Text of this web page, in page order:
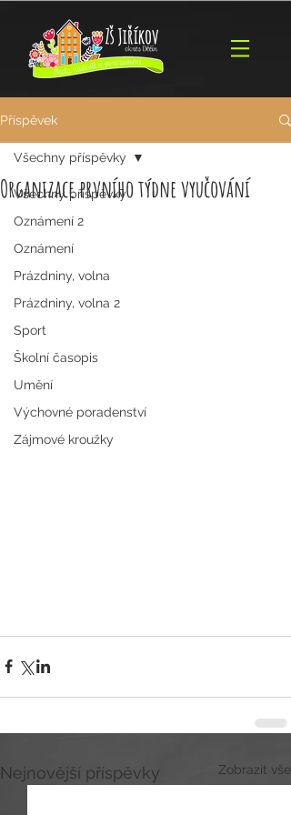
Příspěvek
Všechny příspěvky
Oznámení 2
Oznámení
Prázdniny, volna
Prázdniny, volna 2
Sport
Školní časopis
Umění
Výchovné poradenství
Zájmové kroužky
Všechny příspěvky
Organizace prvního týdne vyučování
Nejnovější příspěvky Zobrazit vše